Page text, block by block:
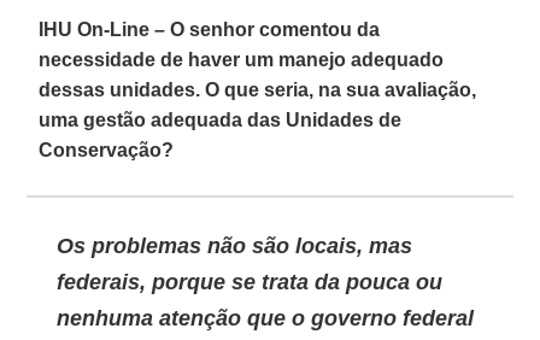
IHU On-Line – O senhor comentou da
necessidade de haver um manejo adequado
dessas unidades. O que seria, na sua avaliação,
uma gestão adequada das Unidades de
Conservação?
Os problemas não são locais, mas
federais, porque se trata da pouca ou
nenhuma atenção que o governo federal